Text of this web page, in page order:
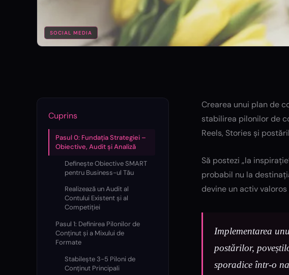
SOCIAL MEDIA
Cuprins
Pasul 0: Fundația Strategiei –
Obiective, Audit și Analiză
Definește Obiective SMART
pentru Business-ul Tău
Realizează un Audit al
Contului Existent și al
Competiției
Pasul 1: Definirea Pilonilor de
Conținut și a Mixului de
Formate
Stabilește 3-5 Piloni de
Conținut Principali
Crearea unui plan de
stabilirea pilonilor de
Reels, Stories și
Să postezi „la
probabil nu la
devine un activ
Implementarea
postărilor,
sporadice într-o